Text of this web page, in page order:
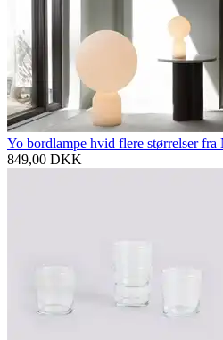
Yo bordlampe hvid flere størrelser fra
849,00 DKK